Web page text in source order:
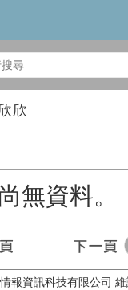
欣
尚無資料。
報資訊科技有限公司